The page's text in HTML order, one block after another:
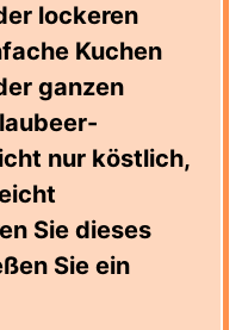
lockeren
Kuchen
ganzen
nur köstlich,
Sie dieses
Sie ein